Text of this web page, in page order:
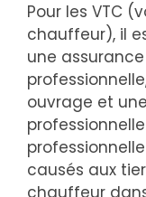
Pour les VTC
chauffeur), il
une
ouvrage et
causés aux
chauffeur